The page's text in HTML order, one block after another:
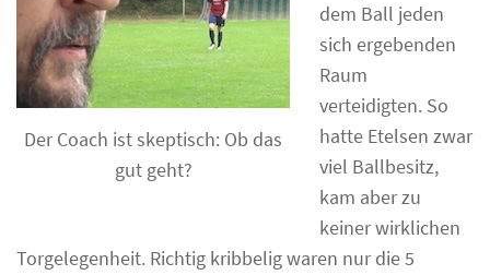
Der Coach ist skeptisch: Ob das
gut geht?
dem Ball jeden
sich ergebenden
Raum
verteidigten. So
hatte Etelsen zwar
viel Ballbesitz,
kam aber zu
keiner wirklichen
Torgelegenheit. Richtig kribbelig waren nur die 5